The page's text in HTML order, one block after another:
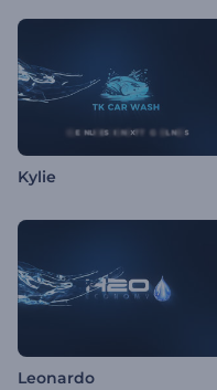
Kylie
Leonardo